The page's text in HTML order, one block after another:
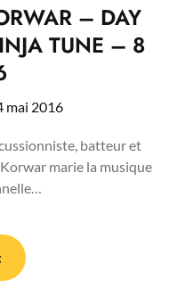
– DAY
TUNE – 8
mai 2016
batteur et
marie la musique